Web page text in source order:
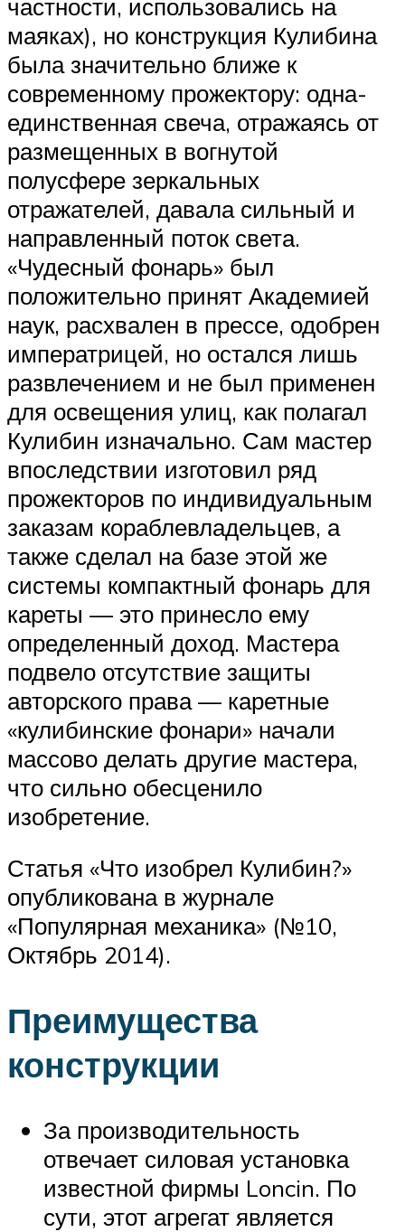
частности, использовались на
маяках), но конструкция Кулибина
была значительно ближе к
современному прожектору: одна-
единственная свеча, отражаясь от
размещенных в вогнутой
полусфере зеркальных
отражателей, давала сильный и
направленный поток света.
«Чудесный фонарь» был
положительно принят Академией
наук, расхвален в прессе, одобрен
императрицей, но остался лишь
развлечением и не был применен
для освещения улиц, как полагал
Кулибин изначально. Сам мастер
впоследствии изготовил ряд
прожекторов по индивидуальным
заказам кораблевладельцев, а
также сделал на базе этой же
системы компактный фонарь для
кареты — это принесло ему
определенный доход. Мастера
подвело отсутствие защиты
авторского права — каретные
«кулибинские фонари» начали
массово делать другие мастера,
что сильно обесценило
изобретение.
Статья «Что изобрел Кулибин?»
опубликована в журнале
«Популярная механика» (№10,
Октябрь 2014).
Преимущества
конструкции
За производительность
отвечает силовая установка
известной фирмы Loncin. По
сути, этот агрегат является